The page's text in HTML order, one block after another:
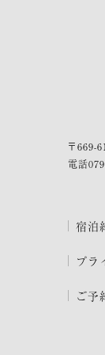
〒669-
電話
宿泊
プラ
ご予